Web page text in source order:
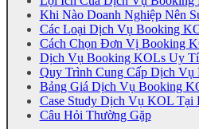
Khi Nào Doanh Nghiệp Nên
Các Loại Dịch Vụ Booking
Cách Chọn Đơn Vị Booking
Dịch Vụ Booking KOLs Uy
Quy Trình Cung Cấp Dịch
Bảng Giá Dịch Vụ Booking
Case Study Dịch Vụ KOL Tại
Câu Hỏi Thường Gặp